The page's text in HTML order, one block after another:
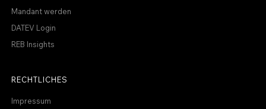
Mandant werden
DATEV Login
REB Insights
RECHTLICHES
Impressum